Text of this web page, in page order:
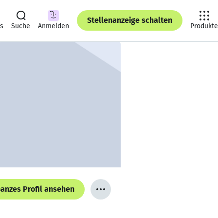
Suche Anmelden
Stellenanzeige schalten
Produkte
Profil ansehen